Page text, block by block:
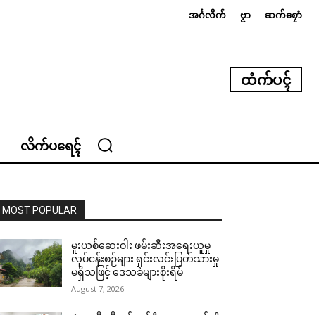
အၚ်္ဂလိက် ဗၟာ ဆက်စၠောံ
ထံက်ပၚ်
လိက်ပရေၚ်
MOST POPULAR
မူးယစ်ဆေးဝါး ဖမ်းဆီးအရေးယူမှု
လုပ်ငန်းစဉ်များ ရှင်းလင်းပြတ်သားမှု
မရှိသဖြင့် ဒေသခံများစိုးရိမ်
August 7, 2026